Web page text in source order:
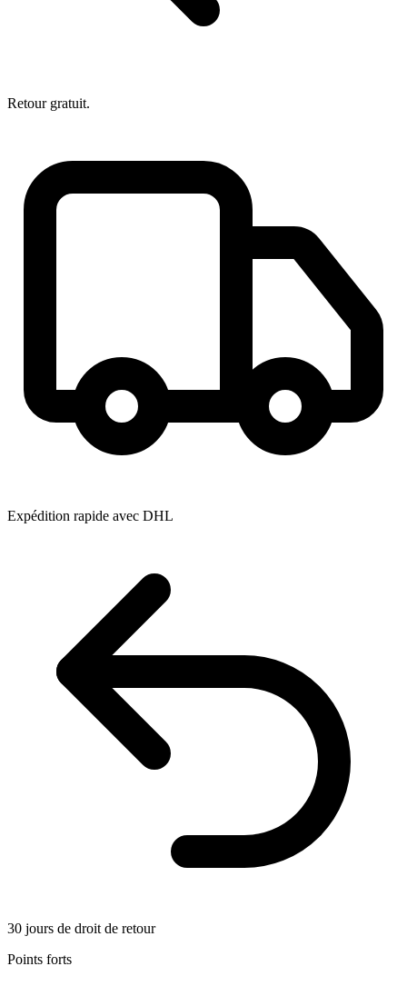
Retour gratuit.
Expédition rapide avec DHL
30 jours de droit de retour
Points forts